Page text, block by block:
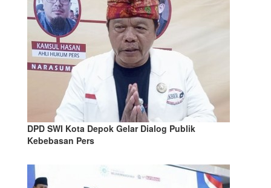
DPD SWI Kota Depok Gelar Dialog Publik
Kebebasan Pers